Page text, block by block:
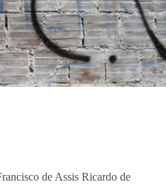
de Assis Ricardo de